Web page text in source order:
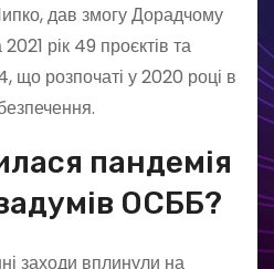
дав змогу Дорадчому
рік 49 проєктів та
що розпочаті у 2020 році в
пандемія
ОСББ?
заходи вплинули на